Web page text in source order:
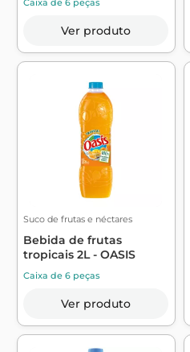
Caixa de 6 peças
Ver produto
Suco de frutas e néctares
Bebida de frutas
tropicais 2L - OASIS
Caixa de 6 peças
Ver produto